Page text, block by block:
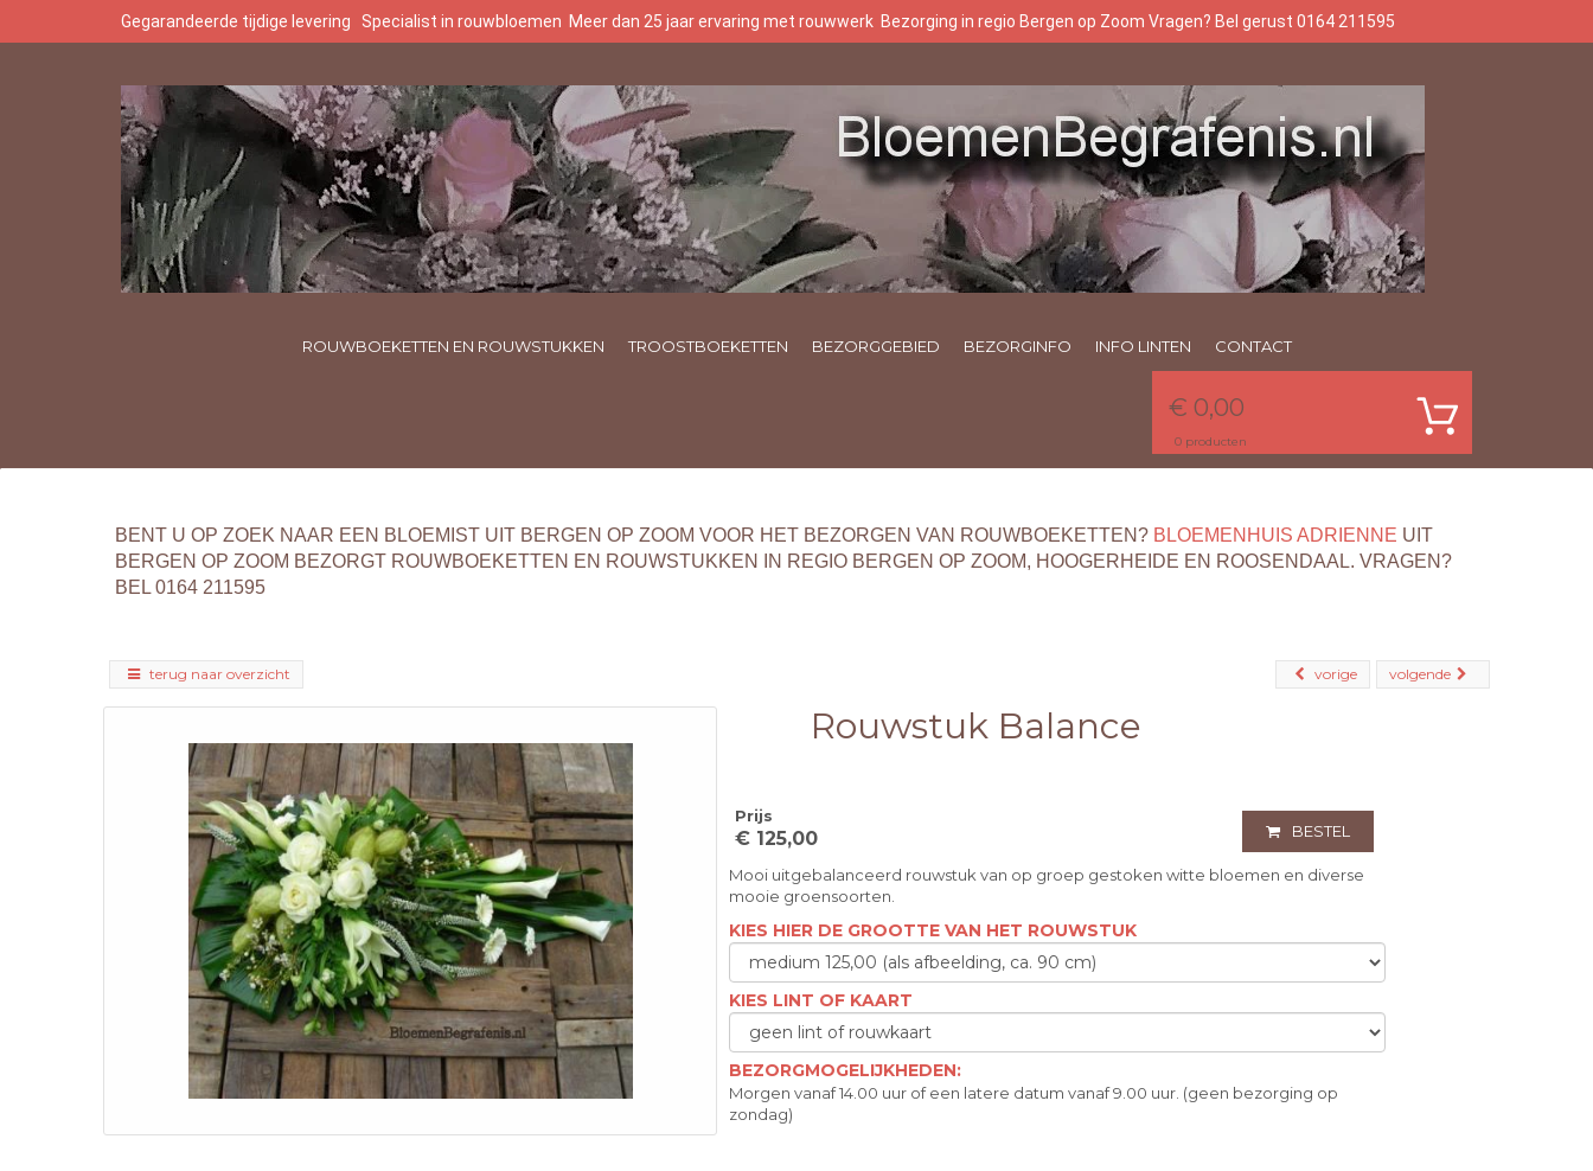
Gegarandeerde tijdige levering Specialist in rouwbloemen Meer dan 25 jaar ervaring met rouwwerk Bezorging in regio Bergen op Zoom Vragen? Bel gerust 0164 211595
ROUWBOEKETTEN EN ROUWSTUKKEN TROOSTBOEKETTEN BEZORGGEBIED BEZORGINFO INFO LINTEN CONTACT
€ 0,00
0 producten
BENT U OP ZOEK NAAR EEN BLOEMIST UIT BERGEN OP ZOOM VOOR HET BEZORGEN VAN ROUWBOEKETTEN? BLOEMENHUIS ADRIENNE UIT
BERGEN OP ZOOM BEZORGT ROUWBOEKETTEN EN ROUWSTUKKEN IN REGIO BERGEN OP ZOOM, HOOGERHEIDE EN ROOSENDAAL. VRAGEN?
BEL 0164 211595
terug naar overzicht volgende
vorige
Rouwstuk Balance
Prijs
€ 125,00 BESTEL
Mooi uitgebalanceerd rouwstuk van op groep gestoken witte bloemen en diverse
mooie groensoorten.
KIES HIER DE GROOTTE VAN HET ROUWSTUK
KIES LINT OF KAART
BEZORGMOGELIJKHEDEN:
Morgen vanaf 14.00 uur of een latere datum vanaf 9.00 uur. (geen bezorging op
zondag)